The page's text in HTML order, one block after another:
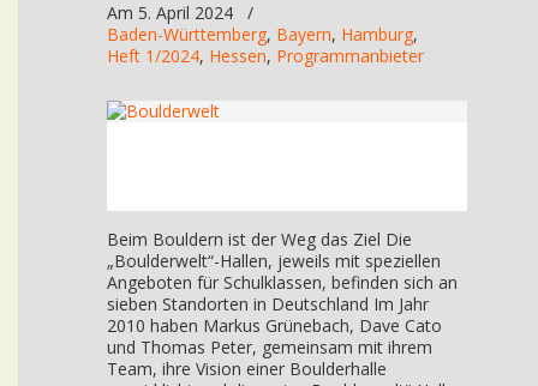
Am 5. April 2024
/
Baden-Württemberg, Bayern, Hamburg,
Heft 1/2024, Hessen, Programmanbieter
Beim Bouldern ist der Weg das Ziel Die
„Boulderwelt“-Hallen, jeweils mit speziellen
Angeboten für Schulklassen, befinden sich an
sieben Standorten in Deutschland Im Jahr
2010 haben Markus Grünebach, Dave Cato
und Thomas Peter, gemeinsam mit ihrem
Team, ihre Vision einer Boulderhalle